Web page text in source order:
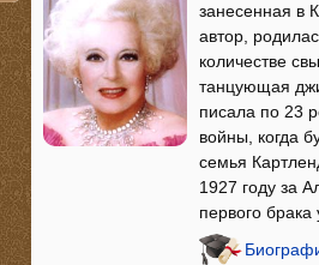
занесенная в
автор,
количестве
танцующая
писала по 23
войны, когда
семья
1927 году за
первого